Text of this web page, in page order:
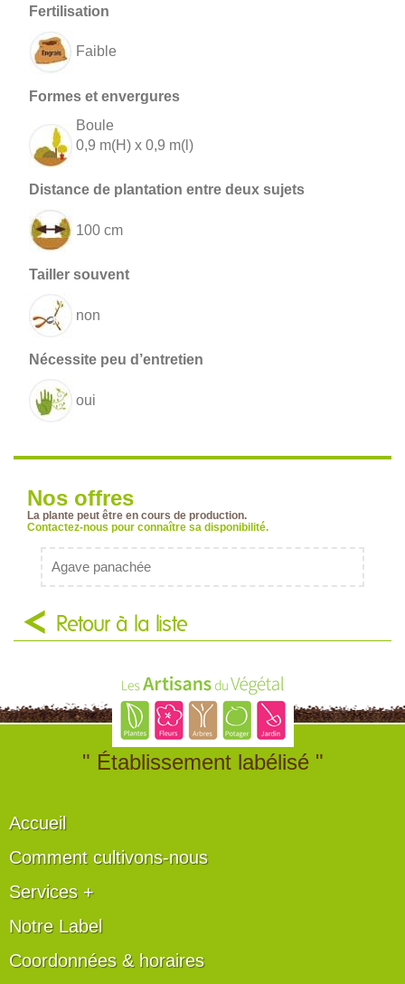
Faible
Boule
0,9 m(H) x 0,9 m(l)
100 cm
non
oui
Nos offres
La plante peut être en cours de production.
Contactez-nous pour connaître sa disponibilité.
Agave panachée
Retour à la liste
" Établissement labélisé "
Accueil
Comment cultivons-nous
Services +
Notre Label
Coordonnées & horaires